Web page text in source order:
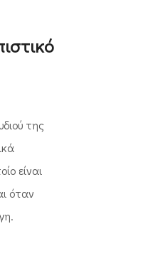
της
είναι
όταν